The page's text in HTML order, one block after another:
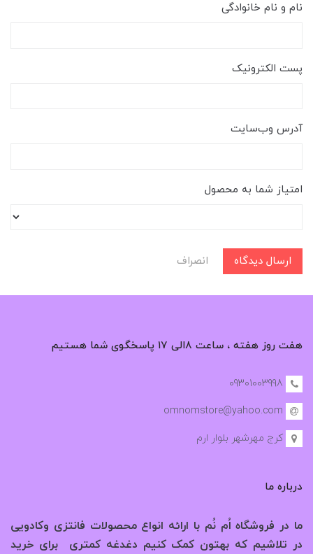
نام و نام خانوادگی
پست الکترونیک
آدرس وب‌سایت
امتیاز شما به محصول
ارسال دیدگاه انصراف
هفت روز هفته ، ساعت ۸الی ۱۷ پاسخگوی شما هستیم
09301003998
omnomstore@yahoo.com
کرج مهرشهر بلوار ارم
درباره ما
ما در فروشگاه اُم نُم با ارائه انواع محصولات فانتزی وکادویی
در تلاشیم که بهتون کمک کنیم دغدغه کمتری برای خرید